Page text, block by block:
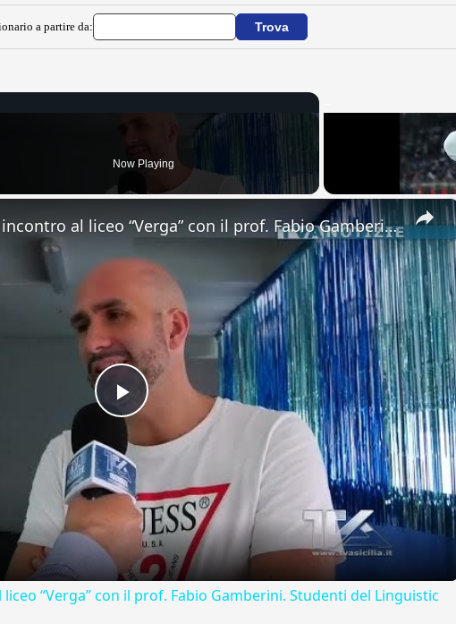
a partire da:
Now Playing
×
Play
Video
Adrano. Interessante incontro al liceo “Verga” con il prof. Fabio Gamberini. Studenti del Linguistic
“Verga” con il prof. Fabio Gamberini. Studenti del Linguistic